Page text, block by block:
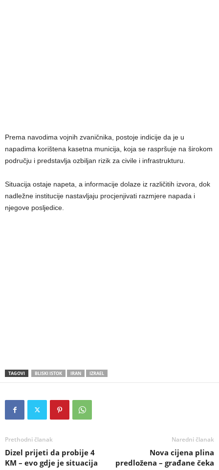
Prema navodima vojnih zvaničnika, postoje indicije da je u
napadima korištena kasetna municija, koja se raspršuje na širokom
području i predstavlja ozbiljan rizik za civile i infrastrukturu.
Situacija ostaje napeta, a informacije dolaze iz različitih izvora, dok
nadležne institucije nastavljaju procjenjivati razmjere napada i
njegove posljedice.
TAGOVI BLISKI ISTOK IRAN IZRAEL
Prethodni članak
Dizel prijeti da probije 4
KM – evo gdje je situacija
Naredni članak
Nova cijena plina
predložena – građane čeka